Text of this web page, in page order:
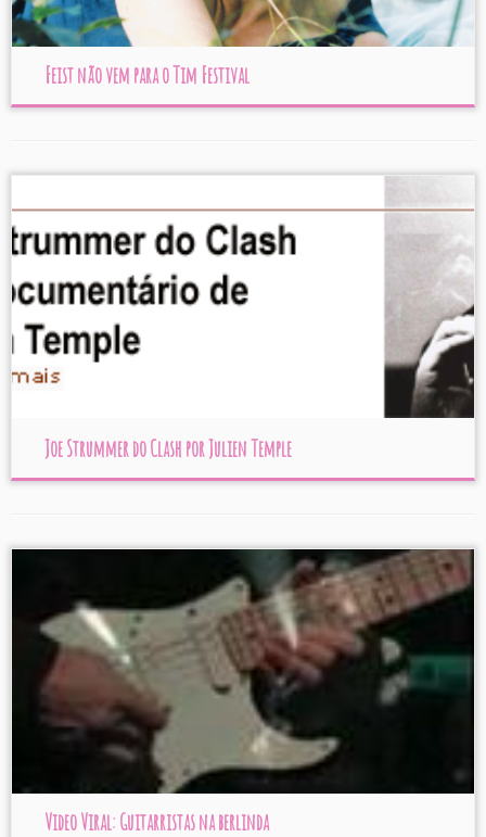
Feist não vem para o Tim Festival
Joe Strummer do Clash por Julien Temple
Video Viral: Guitarristas na berlinda